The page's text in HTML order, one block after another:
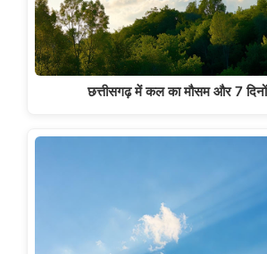
छत्तीसगढ़ में कल का मौसम और 7